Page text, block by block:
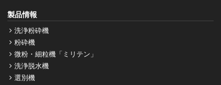
製品情報
洗浄粉砕機
粉砕機
微粉・細粒機「ミリテン」
洗浄脱水機
選別機